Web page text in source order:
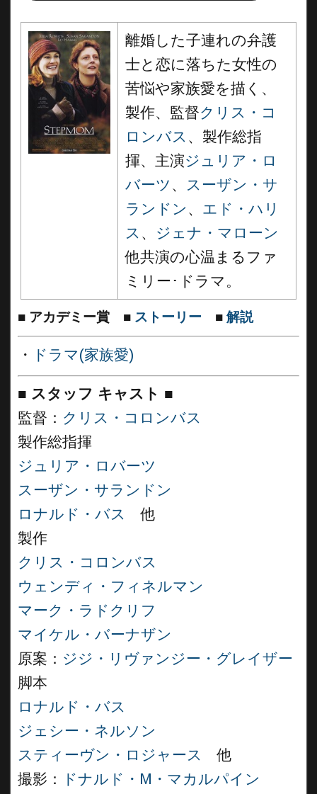
離婚した子連れの弁護
士と恋に落ちた女性の
苦悩や家族愛を描く、
製作、監督クリス・コ
ロンバス 、製作総指
揮、主演ジュリア・ロ
バーツ 、 スーザン・サ
ランドン 、 エド・ハリ
ス 、 ジェナ・マローン
他共演の心温まるファ
ミリー･ドラマ。
■ アカデミー賞 ■ ストーリー ■ 解説
・ ドラマ(家族愛)
■ スタッフ キャスト ■
監督： クリス・コロンバス
製作総指揮
ジュリア・ロバーツ
スーザン・サランドン
ロナルド・バス
他
製作
クリス・コロンバス
ウェンディ・フィネルマン
マーク・ラドクリフ
マイケル・バーナザン
原案： ジジ・リヴァンジー・グレイザー
脚本
ロナルド・バス
ジェシー・ネルソン
スティーヴン・ロジャース
他
撮影：
ドナルド・M・マカルパイン